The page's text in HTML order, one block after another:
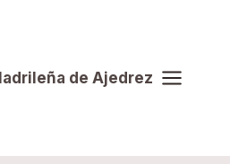
de Ajedrez